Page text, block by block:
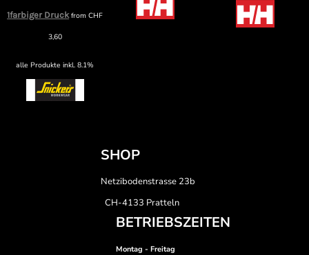
1farbiger DruckfromCHF
3,60
alle Produkte inkl. 8.1%
SHOP
Netzibodenstrasse 23b
CH-4133 Pratteln
BETRIEBSZEITEN
Montag - Freitag